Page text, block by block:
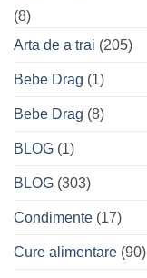
(8)
Arta de a trai (205)
Bebe Drag (1)
Bebe Drag (8)
BLOG (1)
BLOG (303)
Condimente (17)
Cure alimentare (90)